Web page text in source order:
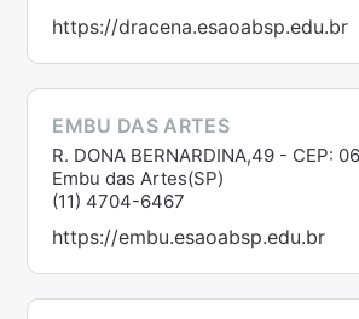
https://dracena.esaoabsp.edu.br
EMBU DAS ARTES
R. DONA BERNARDINA,49 - CEP:
Embu das Artes(SP)
(11) 4704-6467
https://embu.esaoabsp.edu.br